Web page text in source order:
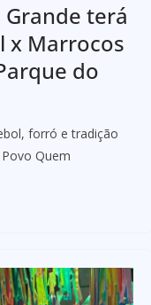
Grande terá
x Marrocos
do
forró e tradição
Quem